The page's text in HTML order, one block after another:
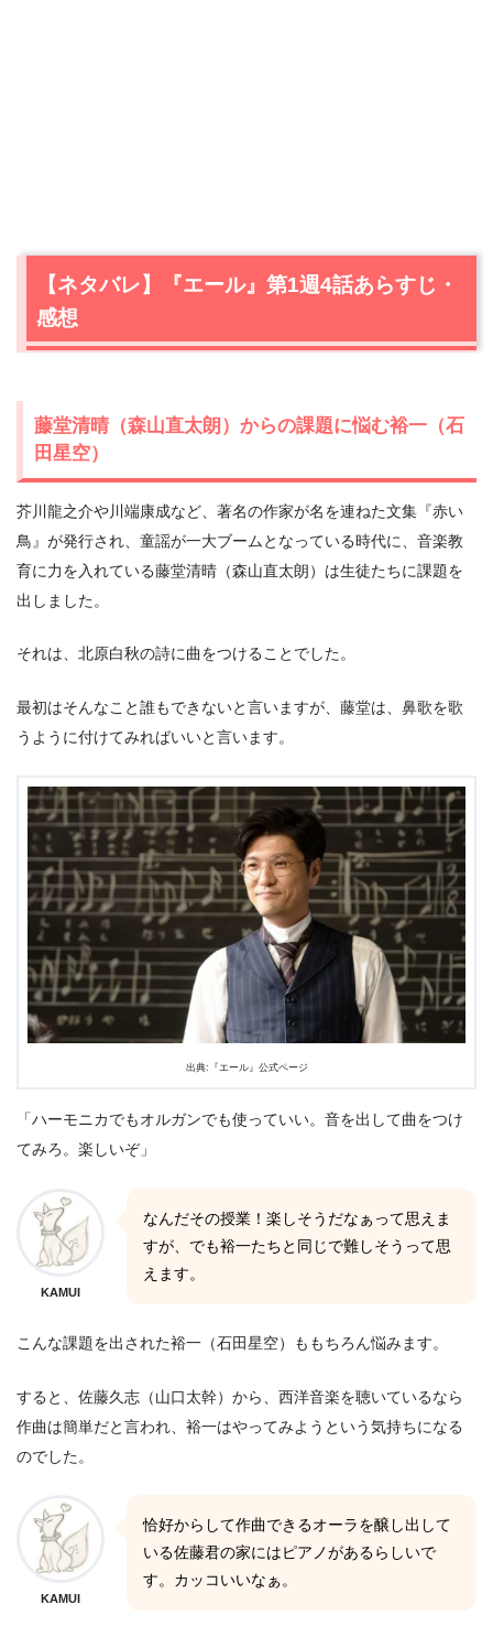
【ネタバレ】『エール』第1週4話あらすじ・
感想
藤堂清晴（森山直太朗）からの課題に悩む裕一（石
田星空）
芥川龍之介や川端康成など、著名の作家が名を連ねた文集『赤い
鳥』が発行され、童謡が一大ブームとなっている時代に、音楽教
育に力を入れている藤堂清晴（森山直太朗）は生徒たちに課題を
出しました。
それは、北原白秋の詩に曲をつけることでした。
最初はそんなこと誰もできないと言いますが、藤堂は、鼻歌を歌
うように付けてみればいいと言います。
出典:『エール』公式ページ
「ハーモニカでもオルガンでも使っていい。音を出して曲をつけ
てみろ。楽しいぞ」
KAMUI
なんだその授業！楽しそうだなぁって思えま
すが、でも裕一たちと同じで難しそうって思
えます。
こんな課題を出された裕一（石田星空）ももちろん悩みます。
すると、佐藤久志（山口太幹）から、西洋音楽を聴いているなら
作曲は簡単だと言われ、裕一はやってみようという気持ちになる
のでした。
KAMUI
恰好からして作曲できるオーラを醸し出して
いる佐藤君の家にはピアノがあるらしいで
す。カッコいいなぁ。